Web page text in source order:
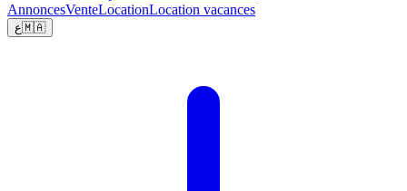
AnnoncesVenteLocationLocation vacances
ع🇲🇦